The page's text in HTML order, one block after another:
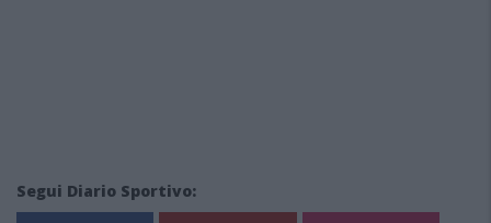
Segui Diario Sportivo: